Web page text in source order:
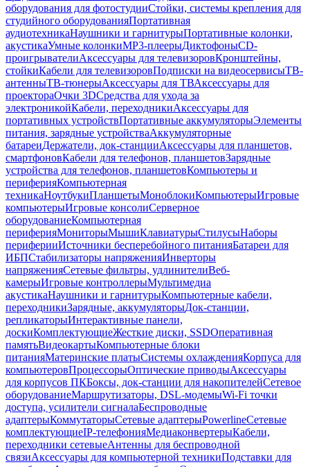
оборудования для фотостудииСтойки, системы крепления для
студийного оборудованияПортативная
аудиотехникаНаушники и гарнитурыПортативные колонки,
акустикаУмные колонкиMP3-плеерыДиктофоныCD-
проигрывателиАксессуары для телевизоровКронштейны,
стойкиКабели для телевизоровПодписки на видеосервисыТВ-
антенныТВ-тюнерыАксессуары для ТВАксессуары для
проектораОчки 3DСредства для ухода за
электроникойКабели, переходникиАксессуары для
портативных устройствПортативные аккумуляторыЭлементы
питания, зарядные устройстваАккумуляторные
батареиДержатели, док-станцииАксессуары для планшетов,
смартфоновКабели для телефонов, планшетовЗарядные
устройства для телефонов, планшетовКомпьютеры и
периферияКомпьютерная
техникаНоутбукиПланшетыМоноблокиКомпьютерыИгровые
компьютерыИгровые консолиСерверное
оборудованиеКомпьютерная
периферияМониторыМышиКлавиатурыСтилусыНаборы
периферииИсточники бесперебойного питанияБатареи для
ИБПСтабилизаторы напряженияИнверторы
напряженияСетевые фильтры, удлинителиВеб-
камерыИгровые контроллерыМультимедиа
акустикаНаушники и гарнитурыКомпьютерные кабели,
переходникиЗарядные, аккумуляторыДок-станции,
репликаторыИнтерактивные панели,
доскиКомплектующиеЖесткие диски, SSDОперативная
памятьВидеокартыКомпьютерные блоки
питанияМатеринские платыСистемы охлажденияКорпуса для
компьютеровПроцессорыОптические приводыАксессуары
для корпусов ПКБоксы, док-станции для накопителейСетевое
оборудованиеМаршрутизаторы, DSL-модемыWi-Fi точки
доступа, усилители сигналаБеспроводные
адаптерыКоммутаторыСетевые адаптерыPowerlineСетевые
комплектующиеIP-телефонияМедиаконвертерыКабели,
переходники сетевыеАнтенны для беспроводной
связиАксессуары для компьютерной техникиПодставки для